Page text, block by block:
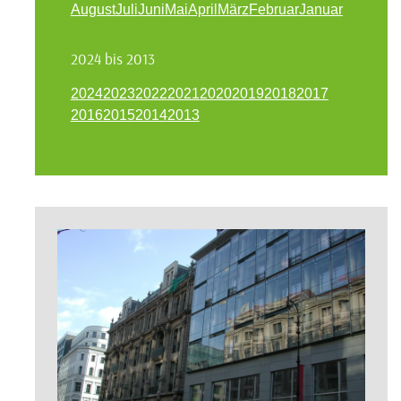
AugustJuliJuniMaiApril MärzFebruarJanuar
2024 bis 2013
20242023202220212020201920182017
2016201520142013